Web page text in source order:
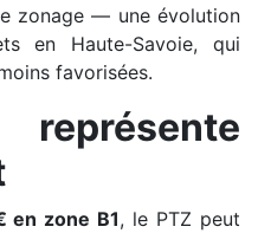
zonage — une évolution
en Haute-Savoie, qui
favorisées.
en zone B1, le PTZ peut